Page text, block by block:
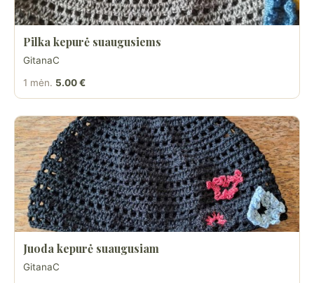
Pilka kepurė suaugusiems
GitanaC
1 mėn. 5.00 €
Juoda kepurė suaugusiam
GitanaC